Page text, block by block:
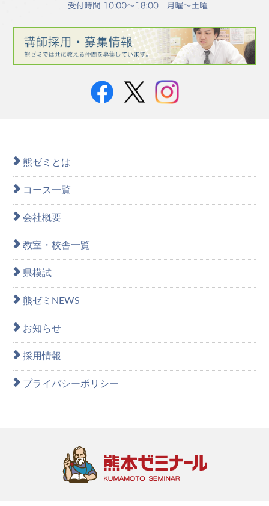
熊ゼミとは
コース一覧
会社概要
教室・校舎一覧
県模試
熊ゼミNEWS
お知らせ
採用情報
プライバシーポリシー